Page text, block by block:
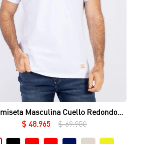
Vista rápida
Masculina Cuello Redondo
Essential en Piqué Lycrado
$ 48.965 $ 69.950